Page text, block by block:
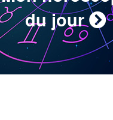
du jour